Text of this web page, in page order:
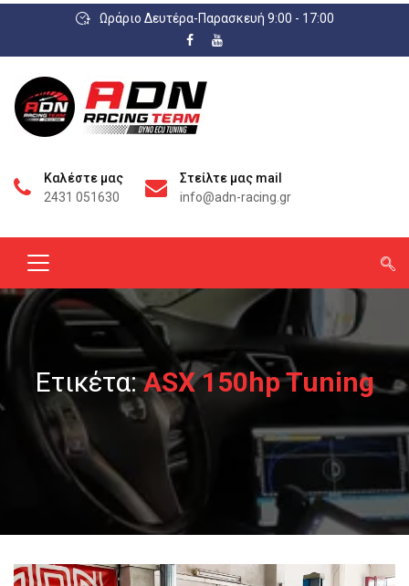
Ωράριο Δευτέρα-Παρασκευή 9:00 - 17:00
Καλέστε μας
2431 051630
Στείλτε μας mail
info@adn-racing.gr
Ετικέτα:ASX 150hp Tuning